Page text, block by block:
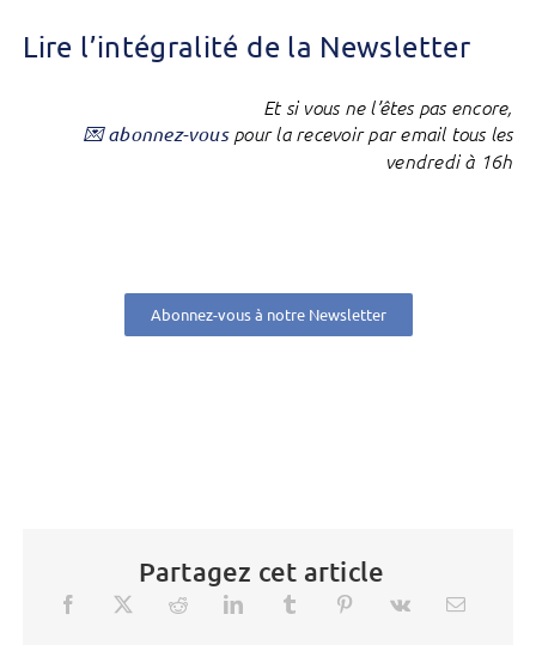
Lire l’intégralité de la Newsletter
Et si vous ne l’êtes pas encore,
💌 abonnez-vouspour la recevoir par email tous les
vendredi à 16h
Abonnez-vous à notre Newsletter
Partagez cet article